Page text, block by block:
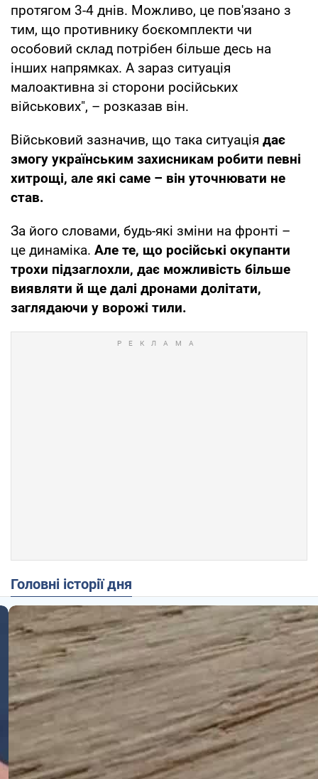
протягом 3-4 днів. Можливо, це пов'язано з
тим, що противнику боєкомплекти чи
особовий склад потрібен більше десь на
інших напрямках. А зараз ситуація
малоактивна зі сторони російських
військових", – розказав він.
Військовий зазначив, що така ситуація дає
змогу українським захисникам робити певні
хитрощі, але які саме – він уточнювати не
став.
За його словами, будь-які зміни на фронті –
це динаміка. Але те, що російські окупанти
трохи підзаглохли, дає можливість більше
виявляти й ще далі дронами долітати,
заглядаючи у ворожі тили.
Головні історії дня